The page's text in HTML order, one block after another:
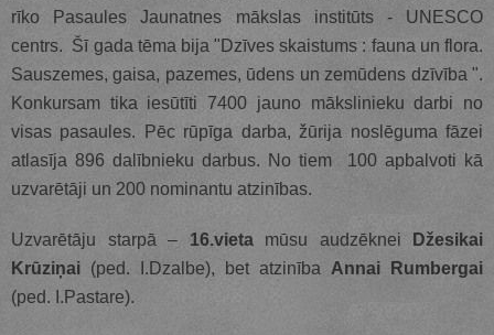
rīko Pasaules Jaunatnes mākslas institūts - UNESCO
centrs. Šī gada tēma bija "Dzīves skaistums : fauna un flora.
Sauszemes, gaisa, pazemes, ūdens un zemūdens dzīvība ".
Konkursam tika iesūtīti 7400 jauno mākslinieku darbi no
visas pasaules.
Pēc rūpīga darba, žūrija noslēguma fāzei
atlasīja 896 dalībnieku darbus. No tiem 100 apbalvoti kā
uzvarētāji un 200 nominantu atzinības.
Uzvarētāju starpā – 16.vietamūsu audzēknei
Džesikai
Krūziņai (ped. I.Dzalbe), bet atzinība Annai Rumbergai
(ped. I.Pastare).